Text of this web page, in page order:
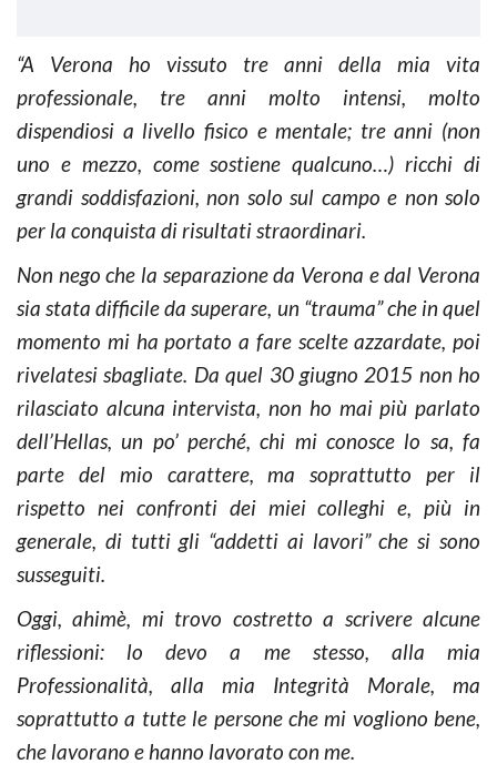
“A Verona ho vissuto tre anni della mia vita
professionale, tre anni molto intensi, molto
dispendiosi a livello fisico e mentale; tre anni (non
uno e mezzo, come sostiene qualcuno…) ricchi di
grandi soddisfazioni, non solo sul campo e non solo
per la conquista di risultati straordinari.
Non nego che la separazione da Verona e dal Verona
sia stata difficile da superare, un “trauma” che in quel
momento mi ha portato a fare scelte azzardate, poi
rivelatesi sbagliate. Da quel 30 giugno 2015 non ho
rilasciato alcuna intervista, non ho mai più parlato
dell’Hellas, un po’ perché, chi mi conosce lo sa, fa
parte del mio carattere, ma soprattutto per il
rispetto nei confronti dei miei colleghi e, più in
generale, di tutti gli “addetti ai lavori” che si sono
susseguiti.
Oggi, ahimè, mi trovo costretto a scrivere alcune
riflessioni: lo devo a me stesso, alla mia
Professionalità, alla mia Integrità Morale, ma
soprattutto a tutte le persone che mi vogliono bene,
che lavorano e hanno lavorato con me.